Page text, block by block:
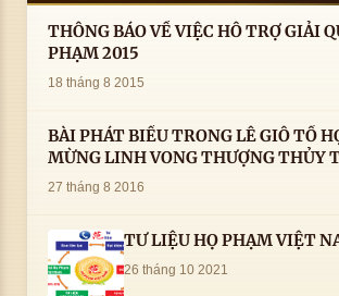
THÔNG BÁO VỀ VIỆC HỖ TRỢ GIẢI QUẦN VỢT HỌ
PHẠM 2015
18 tháng 8 2015
BÀI PHÁT BIỂU TRONG LÊ GIỖ TỔ
MỪNG LINH VONG THƯỢNG THỦY
AN VỊ TAI CÀ MAU- ( 22/8/2016) CỦA
27 tháng 8 2016
TƯ LIỆU HỌ PHẠM VIỆT
26 tháng 10 2021